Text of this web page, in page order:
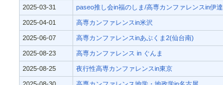
2025-03-31 paseo推し会in福のしま/高専カンファレンスin伊達
2025-04-01 高専カンファレンスin米沢
2025-06-07 高専カンファレンスinあぶくま2(仙台南)
2025-08-23 高専カンファレンス in ぐんま
2025-08-25 夜行性高専カンファレンスin東京